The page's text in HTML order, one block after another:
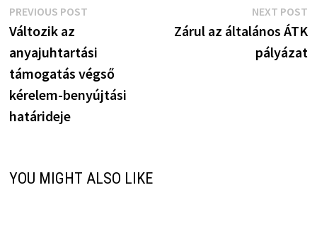
Bejegyzés
navigáció
PREVIOUS POSTPrevious
Változik az
anyajuhtartási
támogatás végső
kérelem-benyújtási
határideje
NEXT POST
Zárul az általános ÁTK
pályázat
YOU MIGHT ALSO LIKE